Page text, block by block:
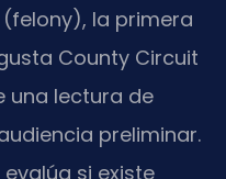
la primera
County Circuit
una lectura de
preliminar.
si existe